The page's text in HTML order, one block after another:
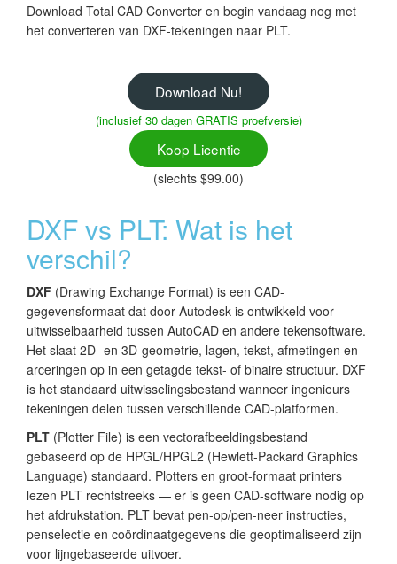
Download Total CAD Converter en begin vandaag nog met
het converteren van DXF-tekeningen naar PLT.
Download Nu!
(inclusief 30 dagen GRATIS proefversie)
Koop Licentie
(slechts $99.00)
DXF vs PLT: Wat is het
verschil?
DXF (Drawing Exchange Format) is een CAD-
gegevensformaat dat door Autodesk is ontwikkeld voor
uitwisselbaarheid tussen AutoCAD en andere tekensoftware.
Het slaat 2D- en 3D-geometrie, lagen, tekst, afmetingen en
arceringen op in een getagde tekst- of binaire structuur. DXF
is het standaard uitwisselingsbestand wanneer ingenieurs
tekeningen delen tussen verschillende CAD-platformen.
PLT (Plotter File) is een vectorafbeeldingsbestand
gebaseerd op de HPGL/HPGL2 (Hewlett-Packard Graphics
Language) standaard. Plotters en groot-formaat printers
lezen PLT rechtstreeks — er is geen CAD-software nodig op
het afdrukstation. PLT bevat pen-op/pen-neer instructies,
penselectie en coördinaatgegevens die geoptimaliseerd zijn
voor lijngebaseerde uitvoer.